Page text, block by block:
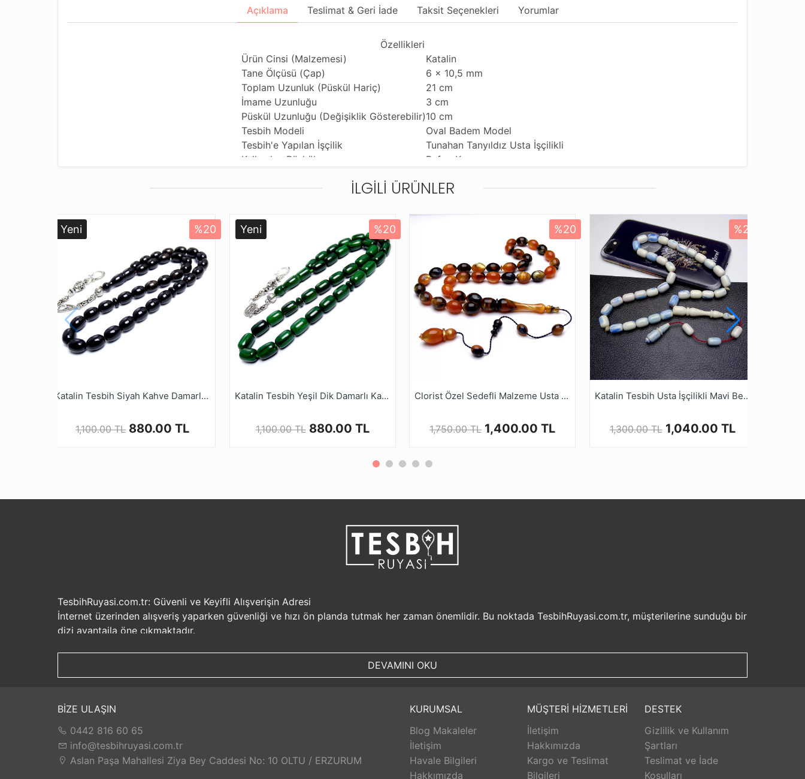
Açıklama Teslimat & Geri İade Taksit Seçenekleri Yorumlar
Özellikleri
Ürün Cinsi (Malzemesi)
Katalin
Tane Ölçüsü (Çap)
6 x 10,5 mm
Toplam Uzunluk (Püskül Hariç)
21 cm
İmame Uzunluğu
3 cm
Püskül Uzunluğu (Değişiklik Gösterebilir)10 cm
Tesbih Modeli
Oval Badem Model
Tesbih'e Yapılan İşçilik
Tunahan Tanyıldız Usta İşçilikli
Kullanılan Püskül
Bafon Kamçı
Çiftli Çekime Uygun
Paketleme ve Gönderim Şekli
Standart Tesbih Kutusu
Ürün Açıklaması
* Farklı monitör ve ışık efekti nedeniyle, öğenin gerçek rengi resimlerde gösterilen renkten biraz farklı olabilir.
* Kalite ve güvenden ödün vermeyen Tesbih Ruyasi Dijital Mağazamızda Türkiye’nin Tesbih Markası tesbihruyasi.com.tr Güvencesiyle güvenle
alışveriş yapabilirsiniz.
İLGILI ÜRÜNLER
Yeni %20
Katalin Tesbih Siyah Kahve Damarlı Oval Kesim Alpaka Kamçı
1,100.00 TL 880.00 TL
Yeni %20
Katalin Tesbih Yeşil Dik Damarlı Kapsül Kesim Alpaka Kamçı
1,100.00 TL 880.00 TL
%20
Clorist Özel Sedefli Malzeme Usta Tasarımlı Tesbih
1,750.00 TL 1,400.00 TL
%20
Katalin Tesbih Usta İşçilikli Mavi Beyaz Kapsül Model
1,300.00 TL 1,040.00 TL
TesbihRuyasi.com.tr: Güvenli ve Keyifli Alışverişin Adresi
İnternet üzerinden alışveriş yaparken güvenliği ve hızı ön planda tutmak her zaman önemlidir. Bu noktada TesbihRuyasi.com.tr, müşterilerine sunduğu bir
dizi avantajla öne çıkmaktadır.
seçenekleri ile rahatça alışveriş yapabilirsiniz. Sizin için değerli olan bilgilerin güvende olduğunu bilerek, alışveriş deneyiminizi keyifli hale getirebilirsiniz.
İade ve Değişim İmkanı: Memnuniyetsizlik durumunda TesbihRuyasi.com.tr,
iade ve değişim imkanı sunar. Aldığınız ürünü beğenmez veya istediğiniz gibi
değilse, kolayca iade edebilir veya değişim yapabilirsiniz. Bu sayede alışveriş deneyiminizde herhangi bir risk olmadan istediğiniz ürünü seçebilirsiniz.
Satış Sonrası Destek: TesbihRuyasi.com.tr, satın aldığınız ürünlerin arkasında durur ve satış sonrası destek sunar. Ürünlerle ilgili herhangi bir sorun
yaşarsanız veya yardıma ihtiyacınız olursa, müşteri hizmetleri ekibi size yardımcı olacaktır. Bu sayede alışverişinizin her aşamasında destek alabilirsiniz.
TesbihRuyasi.com.tr güvenli, hızlı ve müşteri odaklı bir alışveriş deneyimi sunar. Siz de bu avantajlardan yararlanarak keyifli bir alışveriş yapabilirsiniz.
DEVAMINI OKU
BİZE ULAŞIN
0442 816 60 65
info@tesbihruyasi.com.tr
Aslan Paşa Mahallesi Ziya Bey Caddesi No: 10 OLTU / ERZURUM
KURUMSAL
Blog Makaleler
İletişim
Havale Bilgileri
Hakkımızda
MÜŞTERİ HİZMETLERİ
İletişim
Hakkımızda
Kargo ve Teslimat
Bilgileri
DESTEK
Gizlilik ve Kullanım
Şartları
Teslimat ve İade
Koşulları